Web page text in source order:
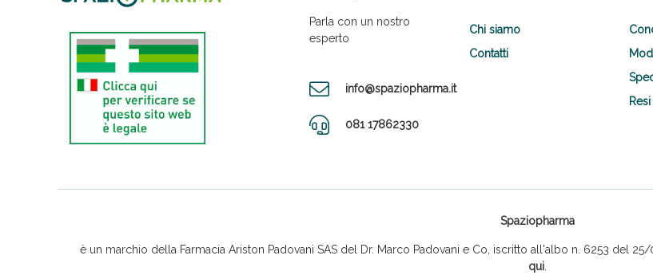
Parla con un nostro
esperto
info@spaziopharma.it
081 17862330
Chi siamo
Contatti
Spaziopharma
è un marchio della Farmacia Ariston Padovani SAS del Dr. Marco Padovani e Co, iscritto all'albo n. 6253 del
qui.